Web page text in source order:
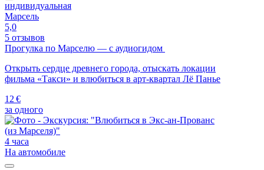
индивидуальная
Марсель
5,0
5 отзывов
Прогулка по Марселю — с аудиогидом
Открыть сердце древнего города, отыскать локации
фильма «Такси» и влюбиться в арт-квартал Лё Панье
12 €
за одного
4 часа
На автомобиле